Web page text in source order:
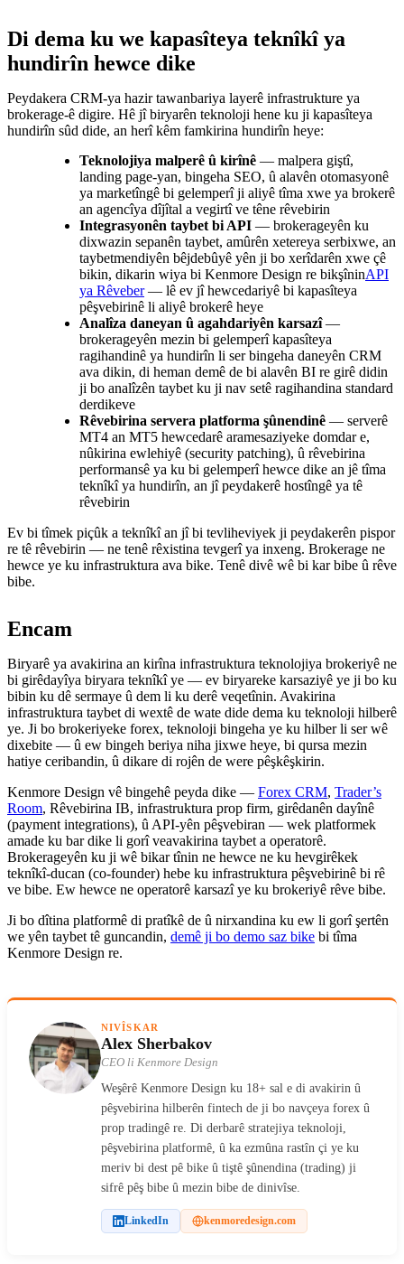
Di dema ku we kapasîteya teknîkî ya
hundirîn hewce dike
Peydakera CRM-ya hazir tawanbariya layerê infrastrukture ya
brokerage-ê digire. Hê jî biryarên teknoloji hene ku ji kapasîteya
hundirîn sûd dide, an herî kêm famkirina hundirîn heye:
Teknolojiya malperê û kirînê — malpera giştî,
landing page-yan, bingeha SEO, û alavên otomasyonê
ya marketîngê bi gelemperî ji aliyê tîma xwe ya brokerê
an agencîya dîjîtal a vegirtî ve têne rêvebirin
Integrasyonên taybet bi API — brokerageyên ku
dixwazin sepanên taybet, amûrên xetereya serbixwe, an
taybetmendiyên bêjdebûyê yên ji bo xerîdarên xwe çê
bikin, dikarin wiya bi Kenmore Design re bikşîninAPI
ya Rêveber— lê ev jî hewcedariyê bi kapasîteya
pêşvebirinê li aliyê brokerê heye
Analîza daneyan û agahdariyên karsazî—
brokerageyên mezin bi gelemperî kapasîteya
ragihandinê ya hundirîn li ser bingeha daneyên CRM
ava dikin, di heman demê de bi alavên BI re girê didin
ji bo analîzên taybet ku ji nav setê ragihandina standard
derdikeve
Rêvebirina servera platforma şûnendinê — serverê
MT4 an MT5 hewcedarê aramesaziyeke domdar e,
nûkirina ewlehiyê (security patching), û rêvebirina
performansê ya ku bi gelemperî hewce dike an jê tîma
teknîkî ya hundirîn, an jî peydakerê hostîngê ya tê
rêvebirin
Ev bi tîmek piçûk a teknîkî an jî bi tevliheviyek ji peydakerên pispor
re tê rêvebirin — ne tenê rêxistina tevgerî ya inxeng. Brokerage ne
hewce ye ku infrastruktura ava bike. Tenê divê wê bi kar bibe û rêve
bibe.
Encam
Biryarê ya avakirina an kirîna infrastruktura teknolojiya brokeriyê ne
bi girêdayîya biryara teknîkî ye — ev biryareke karsaziyê ye ji bo ku
bibin ku dê sermaye û dem li ku derê veqetînin. Avakirina
infrastruktura taybet di wextê de wate dide dema ku teknoloji hilberê
ye. Ji bo brokeriyeke forex, teknoloji bingeha ye ku hilber li ser wê
dixebite — û ew bingeh beriya niha jixwe heye, bi qursa mezin
hatiye ceribandin, û dikare di rojên de were pêşkêşkirin.
Kenmore Design vê bingehê peyda dike — Forex CRM, Trader’s
Room, Rêvebirina IB, infrastruktura prop firm, girêdanên dayînê
(payment integrations), û API-yên pêşvebiran — wek platformek
amade ku bar dike li gorî veavakirina taybet a operatorê.
Brokerageyên ku ji wê bikar tînin ne hewce ne ku hevgirêkek
teknîkî-ducan (co-founder) hebe ku infrastruktura pêşvebirinê bi rê
ve bibe. Ew hewce ne operatorê karsazî ye ku brokeriyê rêve bibe.
Ji bo dîtina platformê di pratîkê de û nirxandina ku ew li gorî şertên
we yên taybet tê guncandin, demê ji bo demo saz bike bi tîma
Kenmore Design re.
NIVÎSKAR
Alex Sherbakov
CEO li Kenmore Design
Weşêrê Kenmore Design ku 18+ sal e di avakirin û
pêşvebirina hilberên fintech de ji bo navçeya forex û
prop tradingê re. Di derbarê stratejiya teknoloji,
pêşvebirina platformê, û ka ezmûna rastîn çi ye ku
meriv bi dest pê bike û tiştê şûnendina (trading) ji
sifrê pêş bibe û mezin bibe de dinivîse.
LinkedIn kenmoredesign.com